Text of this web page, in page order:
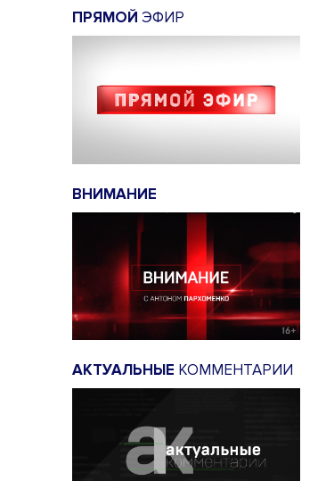
ПРЯМОЙ ЭФИР
ВНИМАНИЕ
АКТУАЛЬНЫЕ КОММЕНТАРИИ